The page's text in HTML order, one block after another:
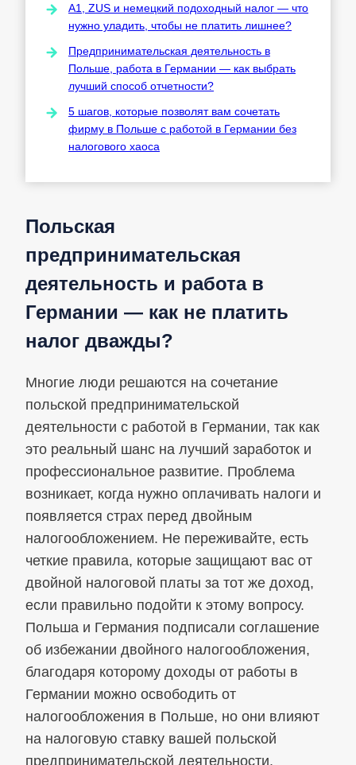
A1, ZUS и немецкий подоходный налог — что
нужно уладить, чтобы не платить лишнее?
Предпринимательская деятельность в
Польше, работа в Германии — как выбрать
лучший способ отчетности?
5 шагов, которые позволят вам сочетать
фирму в Польше с работой в Германии без
налогового хаоса
Польская
предпринимательская
деятельность и работа в
Германии — как не платить
налог дважды?
Многие люди решаются на сочетание
польской предпринимательской
деятельности с работой в Германии, так как
это реальный шанс на лучший заработок и
профессиональное развитие. Проблема
возникает, когда нужно оплачивать налоги и
появляется страх перед двойным
налогообложением. Не переживайте, есть
четкие правила, которые защищают вас от
двойной налоговой платы за тот же доход,
если правильно подойти к этому вопросу.
Польша и Германия подписали соглашение
об избежании двойного налогообложения,
благодаря которому доходы от работы в
Германии можно освободить от
налогообложения в Польше, но они влияют
на налоговую ставку вашей польской
предпринимательской деятельности.